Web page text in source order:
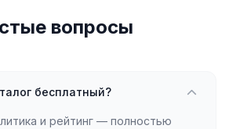
вопросы
бесплатный?
и рейтинг — полностью